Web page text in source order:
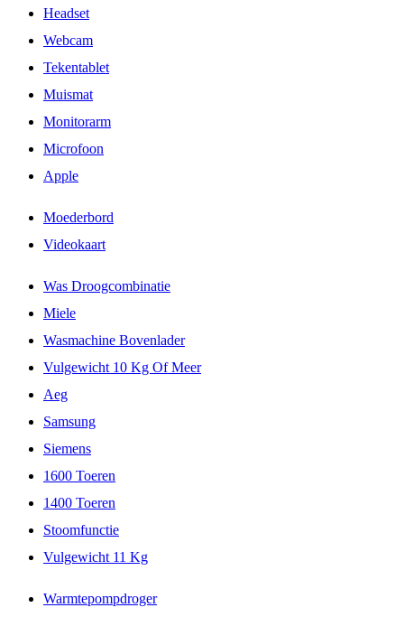
Headset
Webcam
Tekentablet
Muismat
Monitorarm
Microfoon
Apple
Moederbord
Videokaart
Was Droogcombinatie
Miele
Wasmachine Bovenlader
Vulgewicht 10 Kg Of Meer
Aeg
Samsung
Siemens
1600 Toeren
1400 Toeren
Stoomfunctie
Vulgewicht 11 Kg
Warmtepompdroger